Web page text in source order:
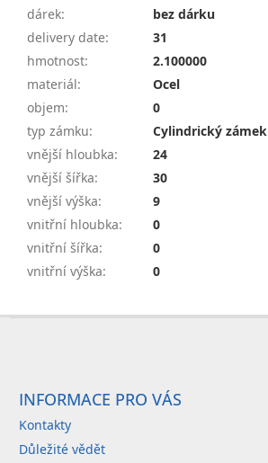
dárek:
bez dárku
delivery date:
31
hmotnost:
2.100000
materiál:
Ocel
objem:
0
typ zámku:
Cylindrický zámek
vnější hloubka:
24
vnější šířka:
30
vnější výška:
9
vnitřní hloubka:
0
vnitřní šířka:
0
vnitřní výška: 0
INFORMACE PRO VÁS
Kontakty
Důležité vědět